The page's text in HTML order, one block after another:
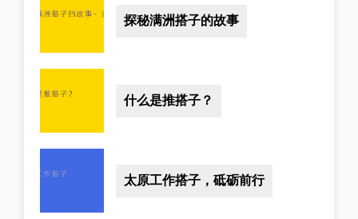
探秘满洲搭子的故事
什么是推搭子？
太原工作搭子，砥砺前行